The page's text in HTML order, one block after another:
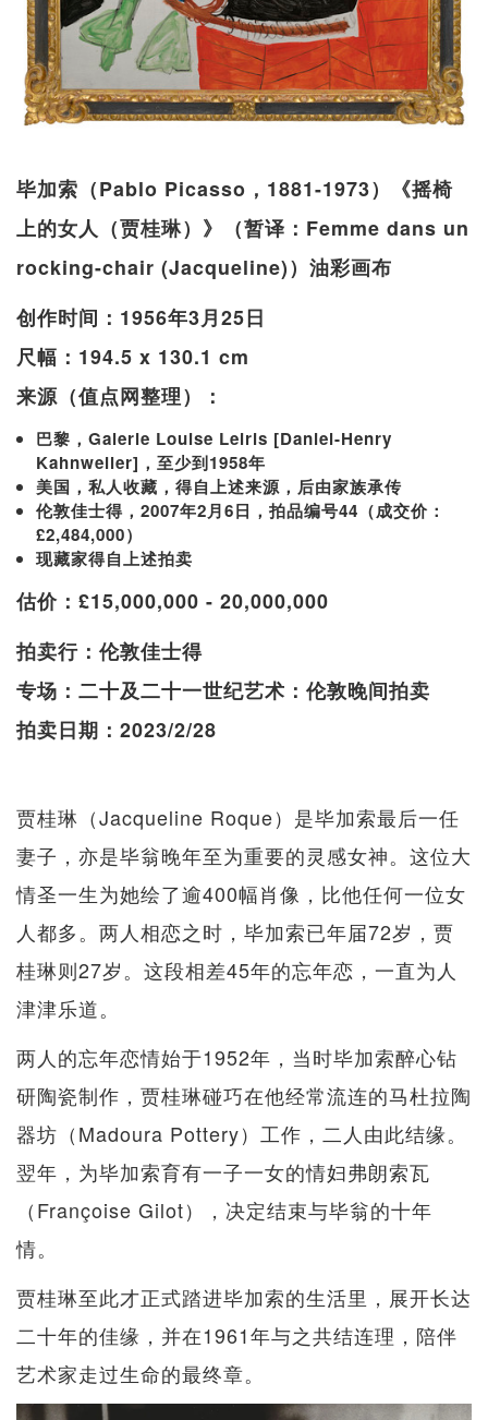
毕加索（Pablo Picasso，1881-1973）《摇椅
上的女人（贾桂琳）》（暂译：Femme dans un
rocking-chair (Jacqueline)）油彩画布
创作时间：1956年3月25日
尺幅：194.5 x 130.1 cm
来源（值点网整理）：
巴黎，Galerie Louise Leiris [Daniel-Henry
Kahnweiler]，至少到1958年
美国，私人收藏，得自上述来源，后由家族承传
伦敦佳士得，2007年2月6日，拍品编号44（成交价：
£2,484,000）
现藏家得自上述拍卖
估价：£15,000,000 - 20,000,000
拍卖行：伦敦佳士得
专场：二十及二十一世纪艺术：伦敦晚间拍卖
拍卖日期：2023/2/28
贾桂琳（Jacqueline Roque）是毕加索最后一任
妻子，亦是毕翁晚年至为重要的灵感女神。这位大
情圣一生为她绘了逾400幅肖像，比他任何一位女
人都多。两人相恋之时，毕加索已年届72岁，贾
桂琳则27岁。这段相差45年的忘年恋，一直为人
津津乐道。
两人的忘年恋情始于1952年，当时毕加索醉心钻
研陶瓷制作，贾桂琳碰巧在他经常流连的马杜拉陶
器坊（Madoura Pottery）工作，二人由此结缘。
翌年，为毕加索育有一子一女的情妇弗朗索瓦
（Françoise Gilot），决定结束与毕翁的十年
情。
贾桂琳至此才正式踏进毕加索的生活里，展开长达
二十年的佳缘，并在1961年与之共结连理，陪伴
艺术家走过生命的最终章。